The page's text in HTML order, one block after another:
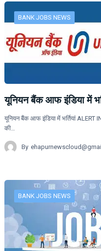
BANK JOBS NEWS
यूनियन बैंक आफ इंडिया में
यूनियन बैंक आफ इंडिया में भर्तियां ALERT
की…
By
BANK JOBS NEWS